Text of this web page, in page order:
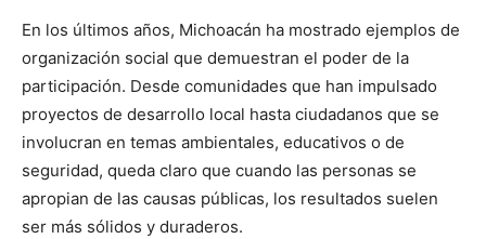
En los últimos años, Michoacán ha mostrado ejemplos de
organización social que demuestran el poder de la
participación. Desde comunidades que han impulsado
proyectos de desarrollo local hasta ciudadanos que se
involucran en temas ambientales, educativos o de
seguridad, queda claro que cuando las personas se
apropian de las causas públicas, los resultados suelen
ser más sólidos y duraderos.